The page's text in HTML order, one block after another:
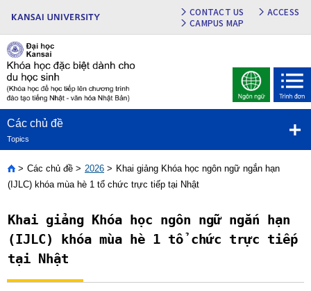
CONTACT US
ACCESS
CAMPUS MAP
Các chủ đề
Topics
Home
Các chủ đề 2026
Khai giảng Khóa học ngôn ngữ ngắn hạn
(IJLC) khóa mùa hè 1 tổ chức trực tiếp tại Nhật
Khai giảng Khóa học ngôn ngữ ngắn hạn
(IJLC) khóa mùa hè 1 tổ chức trực tiếp
tại Nhật